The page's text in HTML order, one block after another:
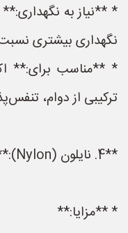
* **نیاز به
نگهداری بیشتری
* **مناسب برای:**
ترکیبی از دوام،
**4. نایلون (Nylon):**
* **مزایا:**